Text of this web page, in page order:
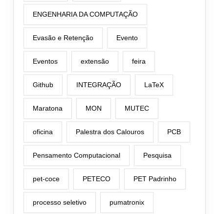
ENGENHARIA DA COMPUTAÇÃO
Evasão e Retenção Evento
Eventos extensão feira
Github INTEGRAÇÃO LaTeX
Maratona MON MUTEC
oficina Palestra dos Calouros PCB
Pensamento Computacional Pesquisa
pet-coce PETECO PET Padrinho
processo seletivo pumatronix